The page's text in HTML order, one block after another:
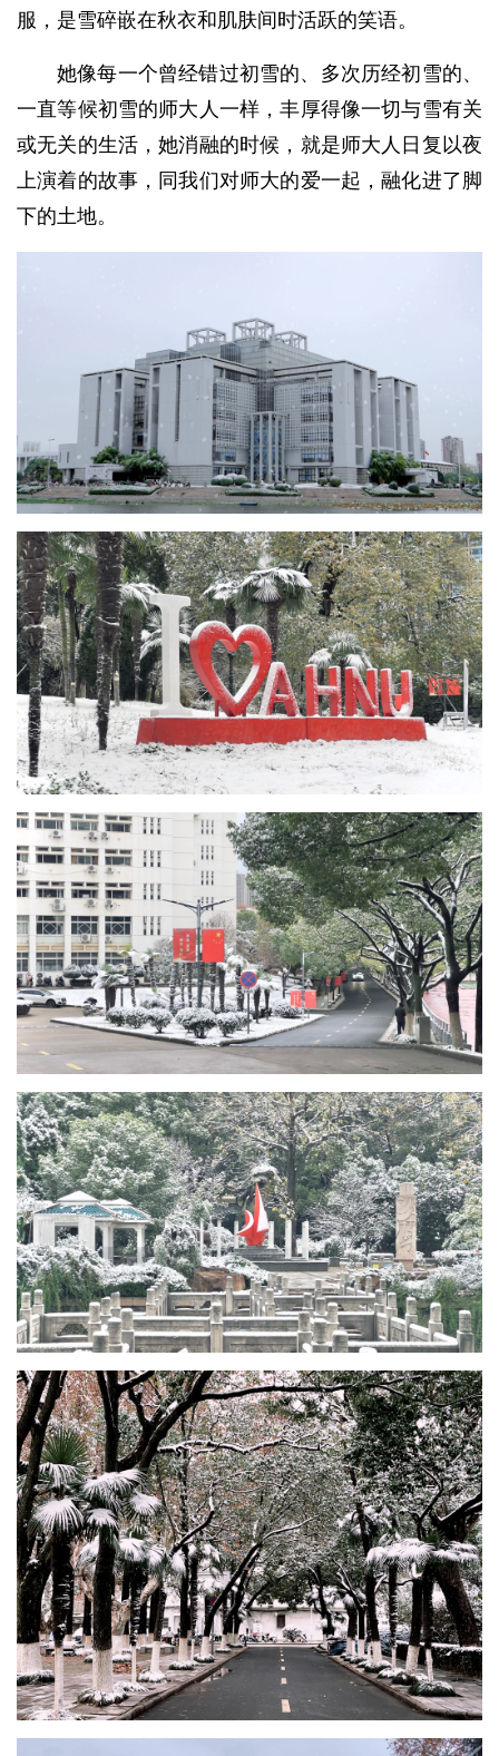
服，是雪碎嵌在秋衣和肌肤间时活跃的笑语。
她像每一个曾经错过初雪的、多次历经初雪的、
一直等候初雪的师大人一样，丰厚得像一切与雪有关
或无关的生活，她消融的时候，就是师大人日复以夜
上演着的故事，同我们对师大的爱一起，融化进了脚
下的土地。